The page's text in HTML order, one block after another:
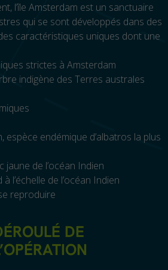
l’île Amsterdam est un sanctuaire
qui se sont développés dans des
caractéristiques uniques dont une
strictes à Amsterdam
indigène des Terres australes
espèce endémique d’albatros la plus
jaune de l’océan Indien
l’échelle de l’océan Indien
reproduire
DE